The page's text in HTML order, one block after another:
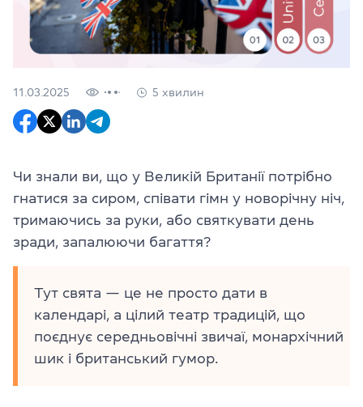
11.03.2025 5 хвилин
Чи знали ви, що у Великій Британії потрібно
гнатися за сиром, співати гімн у новорічну ніч,
тримаючись за руки, або святкувати день
зради, запалюючи багаття?
Тут свята — це не просто дати в
календарі, а цілий театр традицій, що
поєднує середньовічні звичаї, монархічний
шик і британський гумор.